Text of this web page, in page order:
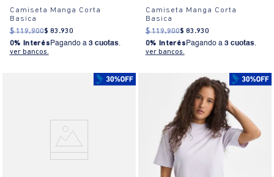
Camiseta Manga Corta
Basica
$ 119.900$ 83 .930
0% Interés Pagando a 3 cuotas.
ver bancos.
Camiseta Manga Corta
Basica
$ 119.900$ 83 .930
0% Interés Pagando a 3 cuotas.
ver bancos.